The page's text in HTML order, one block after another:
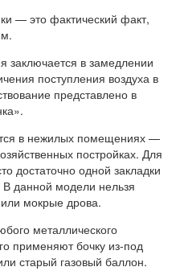
— это фактический факт,
заключается в замедлении
поступления воздуха в
представлено в
в нежилых помещениях —
постройках. Для
достаточно одной закладки
данной модели нельзя
мокрые дрова.
металлического
применяют бочку из-под
старый газовый баллон.